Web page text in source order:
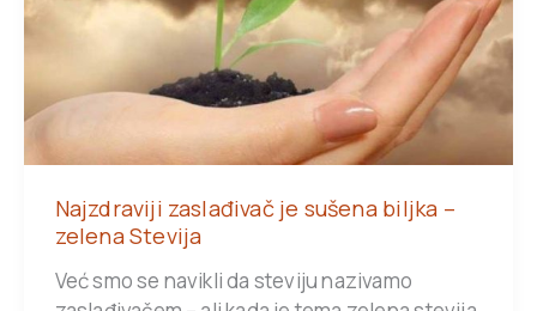
Najzdraviji zaslađivač je sušena biljka –
zelena Stevija
Već smo se navikli da steviju nazivamo